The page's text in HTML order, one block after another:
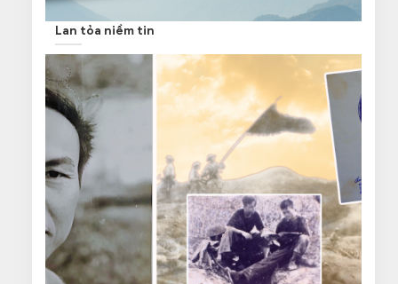
Lan tỏa niềm tin